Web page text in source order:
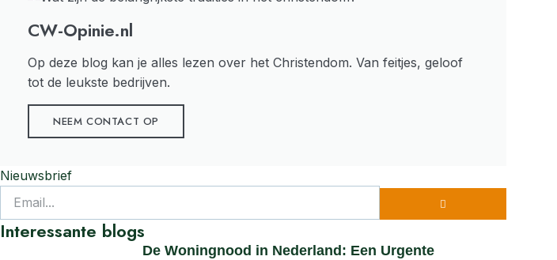
CW-Opinie.nl
Op deze blog kan je alles lezen over het Christendom. Van feitjes, geloof
tot de leukste bedrijven.
NEEM CONTACT OP
Nieuwsbrief
Interessante blogs
De Woningnood in Nederland: Een Urgente